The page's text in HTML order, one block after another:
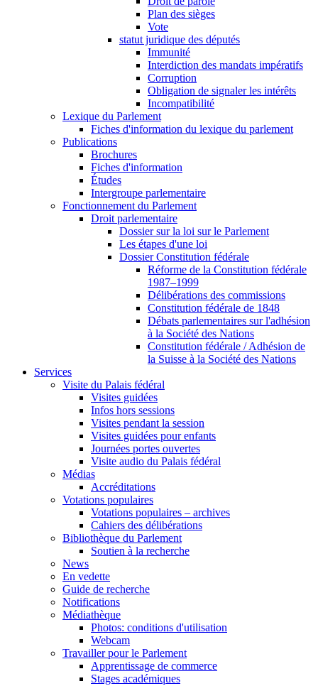
Plan des sièges
Vote
statut juridique des députés
Immunité
Interdiction des mandats impératifs
Corruption
Obligation de signaler les intérêts
Incompatibilité
Lexique du Parlement
Fiches d'information du lexique du parlement
Publications
Brochures
Fiches d'information
Études
Intergroupe parlementaire
Fonctionnement du Parlement
Droit parlementaire
Dossier sur la loi sur le Parlement
Les étapes d'une loi
Dossier Constitution fédérale
Réforme de la Constitution fédérale
1987–1999
Délibérations des commissions
Constitution fédérale de 1848
Débats parlementaires sur l'adhésion
à la Société des Nations
Constitution fédérale / Adhésion de
la Suisse à la Société des Nations
Services
Visite du Palais fédéral
Visites guidées
Infos hors sessions
Visites pendant la session
Visites guidées pour enfants
Journées portes ouvertes
Visite audio du Palais fédéral
Médias
Accréditations
Votations populaires
Votations populaires – archives
Cahiers des délibérations
Bibliothèque du Parlement
Soutien à la recherche
News
En vedette
Guide de recherche
Notifications
Médiathèque
Photos: conditions d'utilisation
Webcam
Travailler pour le Parlement
Apprentissage de commerce
Stages académiques